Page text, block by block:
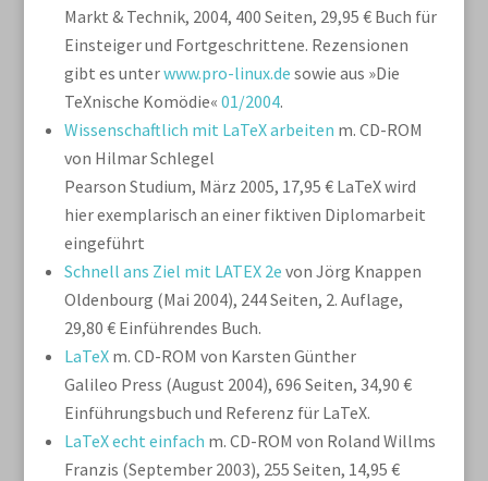
Markt & Technik, 2004, 400 Seiten, 29,95 € Buch für
Einsteiger und Fortgeschrittene. Rezensionen
gibt es unterwww.pro-linux.de sowie aus »Die
TeXnische Komödie« 01/2004.
Wissenschaftlich mit LaTeX arbeiten m. CD-ROM
von Hilmar Schlegel
Pearson Studium, März 2005, 17,95 € LaTeX wird
hier exemplarisch an einer fiktiven Diplomarbeit
eingeführt
Schnell ans Ziel mit LATEX 2e von Jörg Knappen
Oldenbourg (Mai 2004), 244 Seiten, 2. Auflage,
29,80 € Einführendes Buch.
LaTeXm. CD-ROM von Karsten Günther
Galileo Press (August 2004), 696 Seiten, 34,90 €
Einführungsbuch und Referenz für LaTeX.
LaTeX echt einfach m. CD-ROM von Roland Willms
Franzis (September 2003), 255 Seiten, 14,95 €